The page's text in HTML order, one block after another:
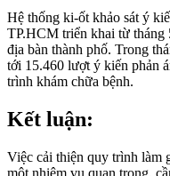
Hệ thống ki-ốt khảo sát ý
TP.HCM triển khai từ tháng
địa bàn thành phố. Trong
tới 15.460 lượt ý kiến phản
trình khám chữa bệnh.
Kết luận:
Việc cải thiện quy trình làm
một nhiệm vụ quan trọng,